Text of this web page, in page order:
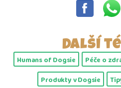
Další
Humans of Dogsie Péče o
Produkty v Dogsie